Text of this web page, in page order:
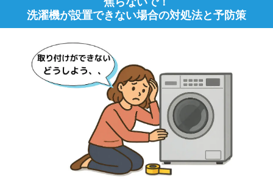
洗濯機が設置できない場合の対処法と予防策